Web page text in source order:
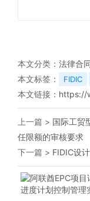
本文分类： 法律合
本文标签：
FIDIC
本文链接： https://
上一篇 > 国际工贸
任限额的审核要求
下一篇 > FIDIC设